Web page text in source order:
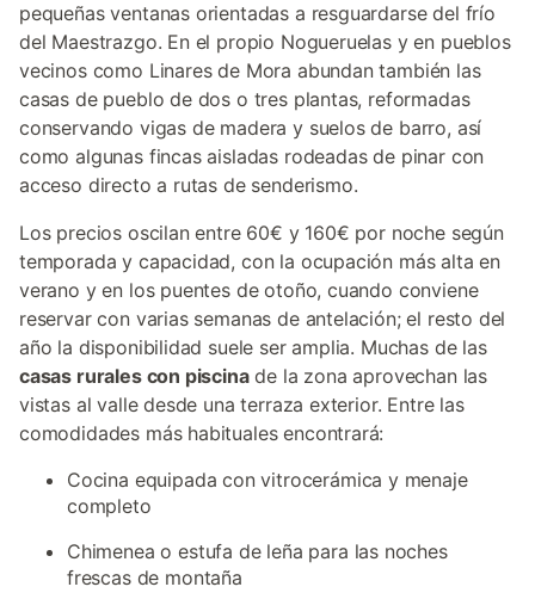
pequeñas ventanas orientadas a resguardarse del frío
del Maestrazgo. En el propio Nogueruelas y en pueblos
vecinos como Linares de Mora abundan también las
casas de pueblo de dos o tres plantas, reformadas
conservando vigas de madera y suelos de barro, así
como algunas fincas aisladas rodeadas de pinar con
acceso directo a rutas de senderismo.
Los precios oscilan entre 60€ y 160€ por noche según
temporada y capacidad, con la ocupación más alta en
verano y en los puentes de otoño, cuando conviene
reservar con varias semanas de antelación; el resto del
año la disponibilidad suele ser amplia. Muchas de las
casas rurales con piscinade la zona aprovechan las
vistas al valle desde una terraza exterior. Entre las
comodidades más habituales encontrará:
Cocina equipada con vitrocerámica y menaje
completo
Chimenea o estufa de leña para las noches
frescas de montaña